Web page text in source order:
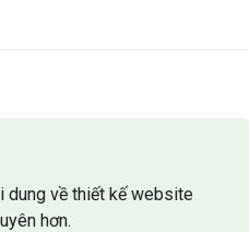
dung về thiết kế website
hơn.